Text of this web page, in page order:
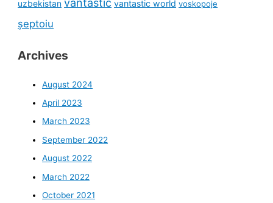
uzbekistan vantastic vantastic world voskopoje
șeptoiu
Archives
August 2024
April 2023
March 2023
September 2022
August 2022
March 2022
October 2021